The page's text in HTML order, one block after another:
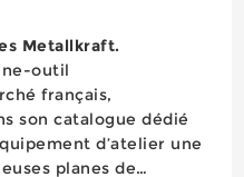
Metallkraft.
outil
français,
son catalogue dédié
d’atelier une
planes de